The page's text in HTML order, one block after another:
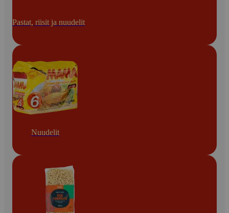
Pastat, riisit ja nuudelit
Nuudelit